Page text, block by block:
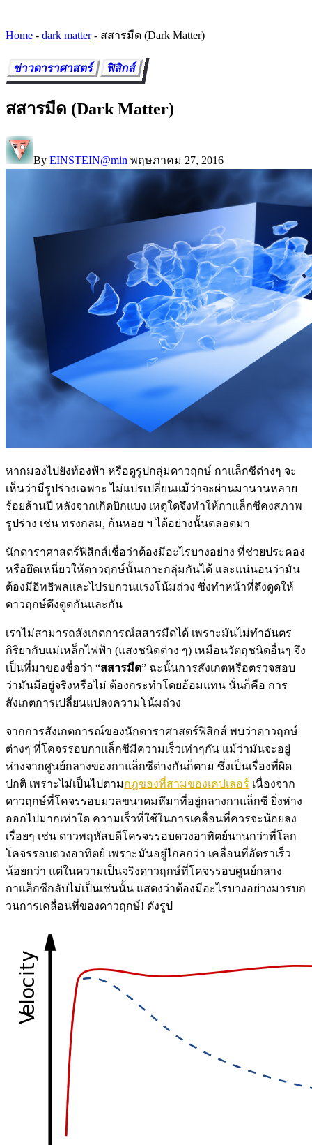
Home - dark matter- สสารมืด (Dark Matter)
ข่าวดาราศาสตร์ ฟิสิกส์
สสารมืด (Dark Matter)
By EINSTEIN@min พฤษภาคม 27, 2016
หากมองไปยังท้องฟ้า หรือดูรูปกลุ่มดาวฤกษ์ กาแล็กซีต่างๆ จะ
เห็นว่ามีรูปร่างเฉพาะ ไม่แปรเปลี่ยนแม้ว่าจะผ่านมานานหลาย
ร้อยล้านปี หลังจากเกิดบิกแบง เหตุใดจึงทำให้กาแล็กซีคงสภาพ
รูปร่าง เช่น ทรงกลม, ก้นหอย ฯ ได้อย่างนั้นตลอดมา
นักดาราศาสตร์ฟิสิกส์เชื่อว่าต้องมีอะไรบางอย่าง ที่ช่วยประคอง
หรือยึดเหนี่ยวให้ดาวฤกษ์นั้นเกาะกลุ่มกันได้ และแน่นอนว่ามัน
ต้องมีอิทธิพลและไปรบกวนแรงโน้มถ่วง ซึ่งทำหน้าที่ดึงดูดให้
ดาวฤกษ์ดึงดูดกันและกัน
เราไม่สามารถสังเกตการณ์สสารมืดได้ เพราะมันไม่ทำอันตร
กิริยากับแม่เหล็กไฟฟ้า (แสงชนิดต่าง ๆ) เหมือนวัตถุชนิดอื่นๆ จึง
เป็นที่มาของชื่อว่า “สสารมืด” ฉะนั้นการสังเกตหรือตรวจสอบ
ว่ามันมีอยู่จริงหรือไม่ ต้องกระทำโดยอ้อมแทน นั่นก็คือ การ
สังเกตการเปลี่ยนแปลงความโน้มถ่วง
จากการสังเกตการณ์ของนักดาราศาสตร์ฟิสิกส์ พบว่าดาวฤกษ์
ต่างๆ ที่โคจรรอบกาแล็กซีมีความเร็วเท่าๆกัน แม้ว่ามันจะอยู่
ห่างจากศูนย์กลางของกาแล็กซีต่างกันก็ตาม ซึ่งเป็นเรื่องที่ผิด
ปกติ เพราะไม่เป็นไปตามกฎของที่สามของเคปเลอร์ เนื่องจาก
ดาวฤกษ์ที่โคจรรอบมวลขนาดมหึมาที่อยู่กลางกาแล็กซี ยิ่งห่าง
ออกไปมากเท่าใด ความเร็วที่ใช้ในการเคลื่อนที่ควรจะน้อยลง
เรื่อยๆ เช่น ดาวพฤหัสบดีโครจรรอบดวงอาทิตย์นานกว่าที่โลก
โคจรรอบดวงอาทิตย์ เพราะมันอยู่ไกลกว่า เคลื่อนที่อัตราเร็ว
น้อยกว่า แต่ในความเป็นจริงดาวฤกษ์ที่โคจรรอบศูนย์กลาง
กาแล็กซีกลับไม่เป็นเช่นนั้น แสดงว่าต้องมีอะไรบางอย่างมารบก
วนการเคลื่อนที่ของดาวฤกษ์! ดังรูป